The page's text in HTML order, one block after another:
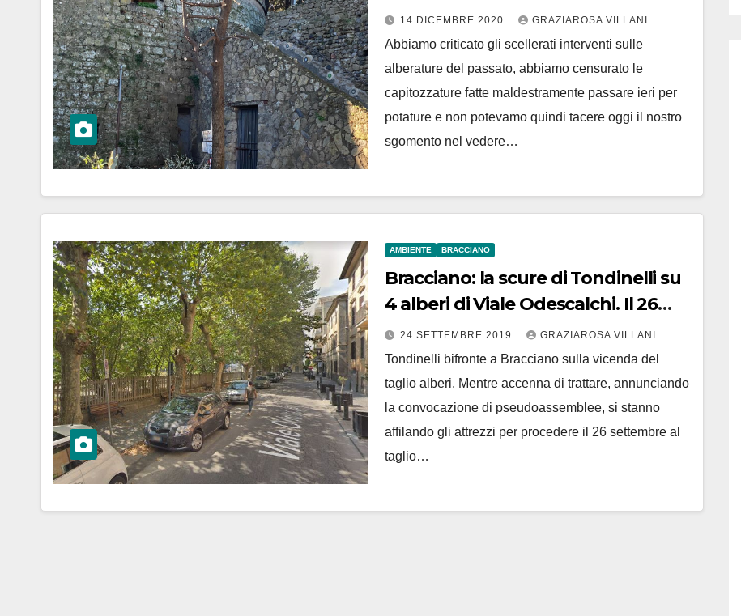
Rimembranza
14 DICEMBRE 2020 GRAZIAROSA VILLANI
Abbiamo criticato gli scellerati interventi sulle
alberature del passato, abbiamo censurato le
capitozzature fatte maldestramente passare ieri per
potature e non potevamo quindi tacere oggi il nostro
sgomento nel vedere…
AMBIENTE BRACCIANO
Bracciano: la scure di Tondinelli su
4 alberi di Viale Odescalchi. Il 26
settembre l’esecuzione
24 SETTEMBRE 2019 GRAZIAROSA VILLANI
Tondinelli bifronte a Bracciano sulla vicenda del
taglio alberi. Mentre accenna di trattare, annunciando
la convocazione di pseudoassemblee, si stanno
affilando gli attrezzi per procedere il 26 settembre al
taglio…